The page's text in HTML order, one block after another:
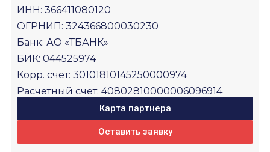
ИНН: 366411080120
ОГРНИП: 324366800030230
Банк: АО «ТБАНК»
БИК: 044525974
Корр. счет: 30101810145250000974
Расчетный счет: 40802810000006096914
Карта партнера
Оставить заявку